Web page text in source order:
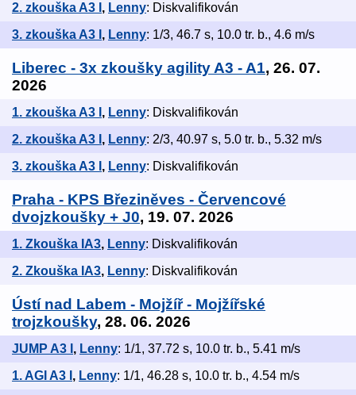
2. zkouška A3 I , Lenny: Diskvalifikován
3. zkouška A3 I , Lenny: 1/3, 46.7 s, 10.0 tr. b., 4.6 m/s
Liberec - 3x zkoušky agility A3 - A1, 26. 07.
2026
1. zkouška A3 I , Lenny: Diskvalifikován
2. zkouška A3 I , Lenny: 2/3, 40.97 s, 5.0 tr. b., 5.32 m/s
3. zkouška A3 I , Lenny: Diskvalifikován
Praha - KPS Březiněves - Červencové
dvojzkoušky + J0, 19. 07. 2026
1. Zkouška IA3, Lenny: Diskvalifikován
2. Zkouška IA3, Lenny: Diskvalifikován
Ústí nad Labem - Mojžíř - Mojžířské
trojzkoušky, 28. 06. 2026
JUMP A3 I , Lenny: 1/1, 37.72 s, 10.0 tr. b., 5.41 m/s
1. AGI A3 I , Lenny: 1/1, 46.28 s, 10.0 tr. b., 4.54 m/s